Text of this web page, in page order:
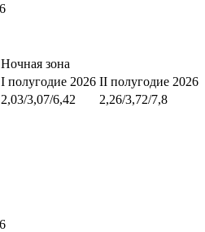
Ночная зона
I полугодие 2026 II полугодие 2026
2,03/3,07/6,42
2,26/3,72/7,8